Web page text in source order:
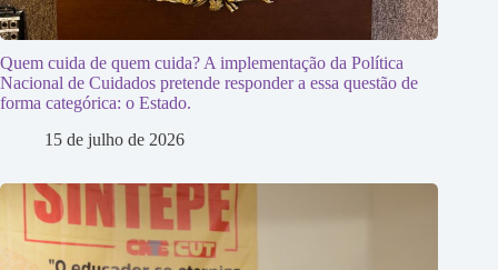
Quem cuida de quem cuida? A implementação da Política
Nacional de Cuidados pretende responder a essa questão de
forma categórica: o Estado.
15 de julho de 2026